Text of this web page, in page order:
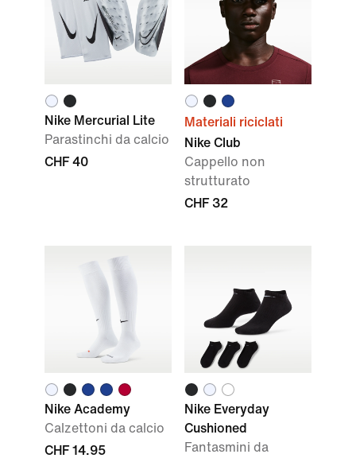
Nike Mercurial Lite
Parastinchi da calcio
CHF 40
Materiali riciclati
Nike Club
Cappello non
strutturato
CHF 32
Nike Academy
Calzettoni da calcio
CHF 14.95
Nike Everyday
Cushioned
Fantasmini da